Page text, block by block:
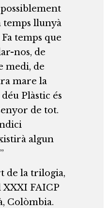
temps llunyà
temps que
nos, de
medi, de
mare la
Plàstic és
de tot.
algun
de la trilogia,
FAICP
Colòmbia.